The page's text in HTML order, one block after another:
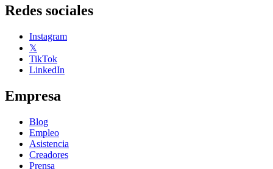
Redes sociales
Instagram
𝕏
TikTok
LinkedIn
Empresa
Blog
Empleo
Asistencia
Creadores
Prensa